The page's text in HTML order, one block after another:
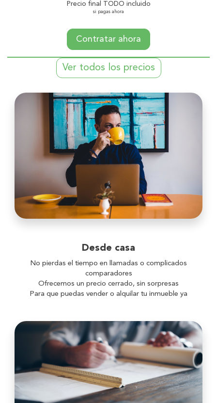
Precio final TODO incluido
si pagas ahora
Contratar ahora
Ver todos los precios
Desde casa
No pierdas el tiempo en llamadas o complicados
comparadores
Ofrecemos un precio cerrado, sin sorpresas
Para que puedas vender o alquilar tu inmueble ya